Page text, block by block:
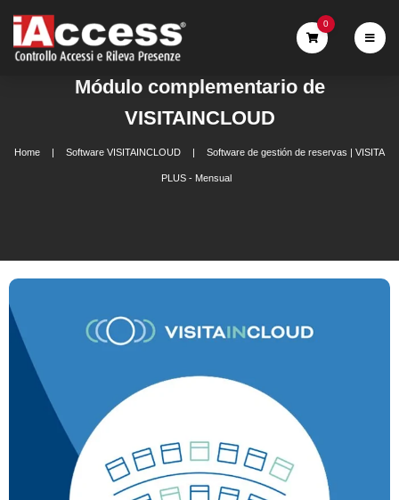
0
Módulo complementario de
VISITAINCLOUD
Home Software VISITAINCLOUD Software de gestión de reservas | VISITA
PLUS - Mensual